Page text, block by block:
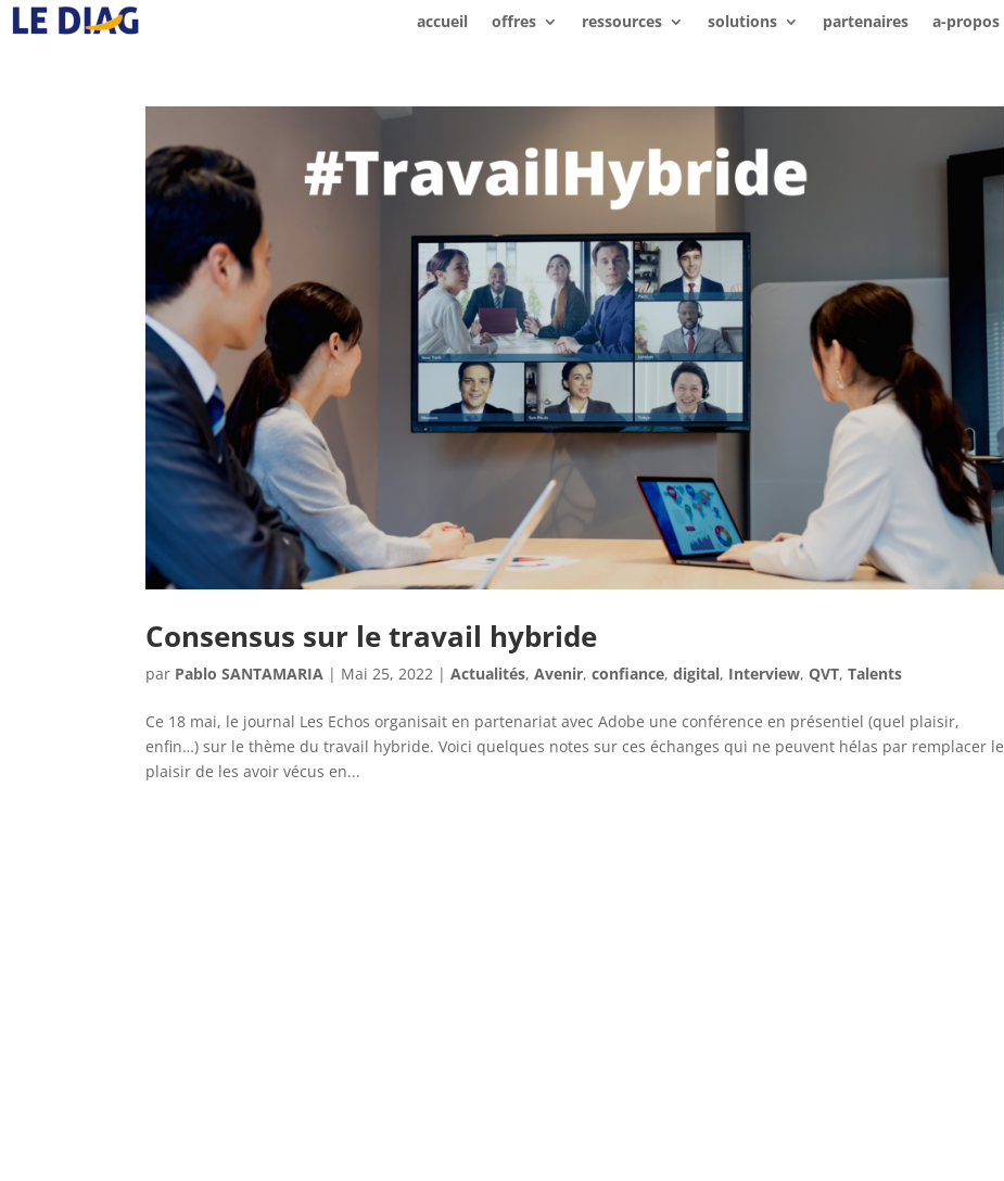
accueil offres ressources solutions partenaires a-propos
Consensus sur le travail hybride
par Pablo SANTAMARIA | Mai 25, 2022 |Actualités,Avenir,confiance,digital, Interview,QVT,Talents
Ce 18 mai, le journal Les Echos organisait en partenariat avec Adobe une conférence en présentiel (quel plaisir,
enfin…) sur le thème du travail hybride. Voici quelques notes sur ces échanges qui ne peuvent hélas par remplacer le
plaisir de les avoir vécus en...